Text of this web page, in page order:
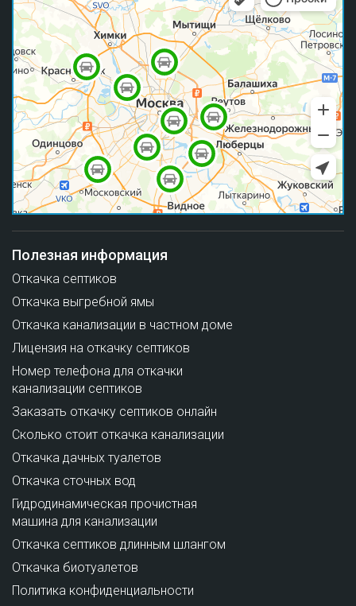
Полезная информация
Откачка септиков
Откачка выгребной ямы
Откачка канализации в частном доме
Лицензия на откачку септиков
Номер телефона для откачки
канализации септиков
Заказать откачку септиков онлайн
Сколько стоит откачка канализации
Откачка дачных туалетов
Откачка сточных вод
Гидродинамическая прочистная
машина для канализации
Откачка септиков длинным шлангом
Откачка биотуалетов
Политика конфиденциальности